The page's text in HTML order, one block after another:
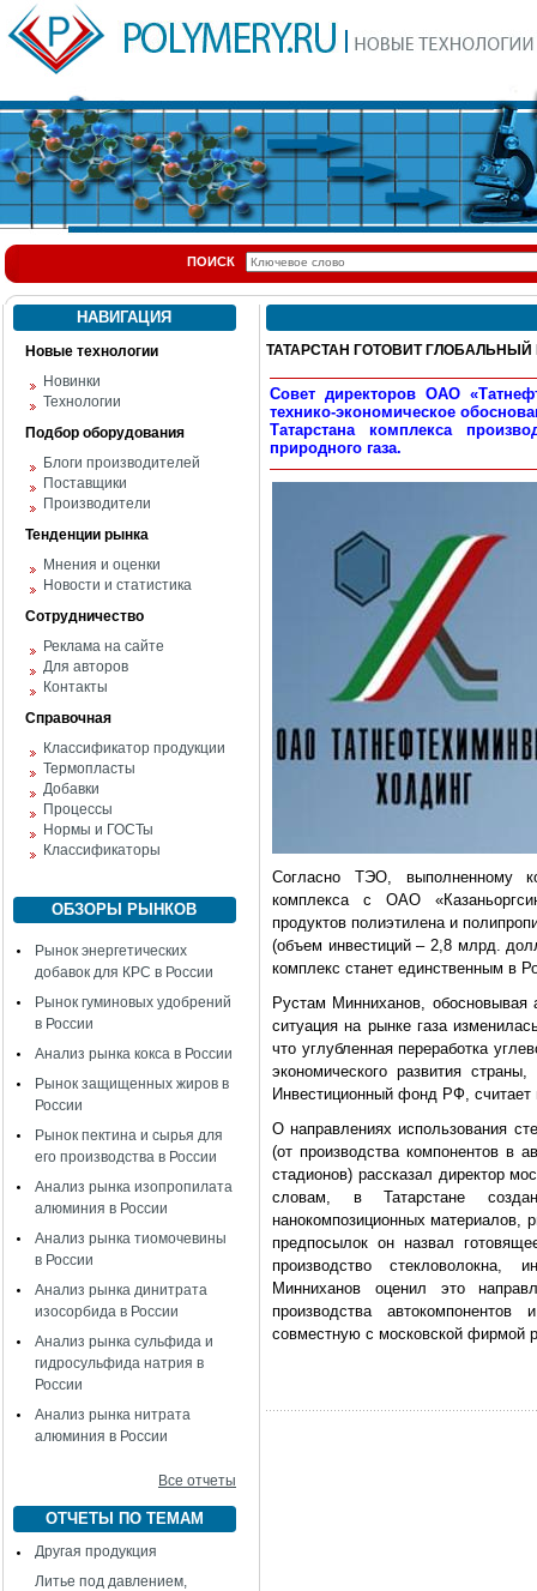
ПОИСК
НАВИГАЦИЯ
Новые технологии
Новинки
Технологии
Подбор оборудования
Блоги производителей
Поставщики
Производители
Тенденции рынка
Мнения и оценки
Новости и статистика
Сотрудничество
Реклама на сайте
Для авторов
Контакты
Справочная
Классификатор продукции
Термопласты
Добавки
Процессы
Нормы и ГОСТы
Классификаторы
ОБЗОРЫ РЫНКОВ
Рынок энергетических
добавок для КРС в России
Рынок гуминовых удобрений
в России
Анализ рынка кокса в России
Рынок защищенных жиров в
России
Рынок пектина и сырья для
его производства в России
Анализ рынка изопропилата
алюминия в России
Анализ рынка тиомочевины
в России
Анализ рынка динитрата
изосорбида в России
Анализ рынка сульфида и
гидросульфида натрия в
России
Анализ рынка нитрата
алюминия в России
Все отчеты
ОТЧЕТЫ ПО ТЕМАМ
Другая продукция
Литье под давлением,
ТАТАРСТАН ГОТОВИТ
Совет директоров ОАО
технико-экономическое
Татарстана комплекса
природного газа.
Согласно ТЭО, выполненному
комплекса с ОАО
продуктов полиэтилена и
(объем инвестиций – 2,8 млрд.
комплекс станет единственным в
Рустам Минниханов, обосновывая
ситуация на рынке газа
что углубленная переработка
экономического развития
Инвестиционный фонд РФ, считает
О направлениях использования
(от производства компонентов в
стадионов) рассказал директор
словам, в Татарстане
нанокомпозиционных материалов,
предпосылок он назвал
производство стекловолокна,
Минниханов оценил это
производства
совместную с московской фирмой